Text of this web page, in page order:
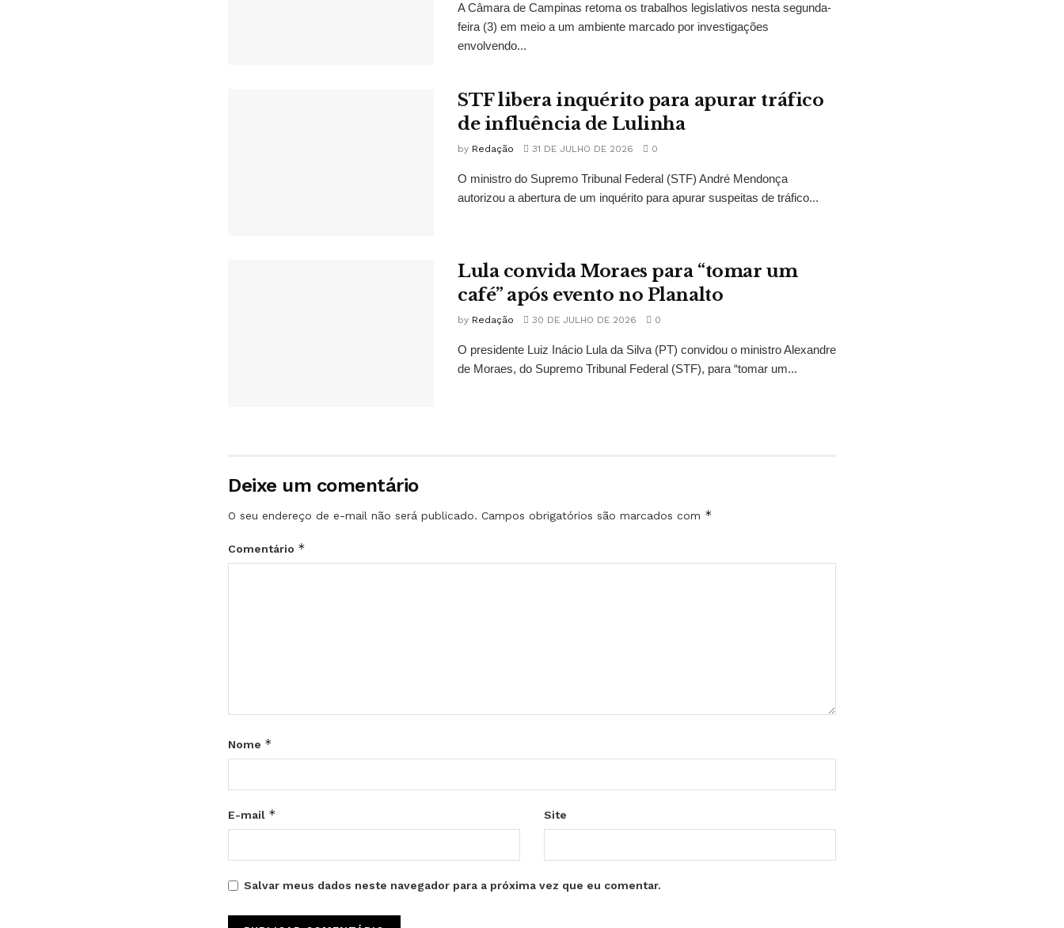
A Câmara de Campinas retoma os trabalhos legislativos nesta segunda-
feira (3) em meio a um ambiente marcado por investigações
envolvendo...
STF libera inquérito para apurar tráfico
de influência de Lulinha
by Redação 31 DE JULHO DE 2026 0
O ministro do Supremo Tribunal Federal (STF) André Mendonça
autorizou a abertura de um inquérito para apurar suspeitas de tráfico...
Lula convida Moraes para “tomar um
café” após evento no Planalto
by Redação 30 DE JULHO DE 2026 0
O presidente Luiz Inácio Lula da Silva (PT) convidou o ministro Alexandre
de Moraes, do Supremo Tribunal Federal (STF), para “tomar um...
Deixe um comentário
O seu endereço de e-mail não será publicado. Campos obrigatórios são marcados com *
Comentário *
Nome *
E-mail * Site
Salvar meus dados neste navegador para a próxima vez que eu comentar.